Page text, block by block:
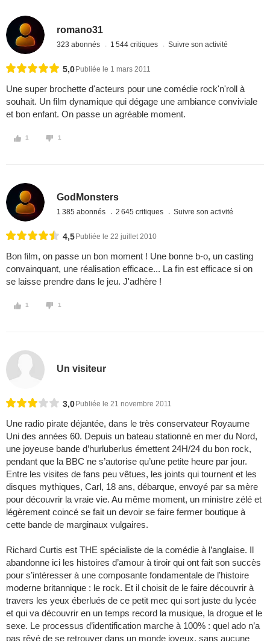
romano31
323 abonnés 1 544 critiques Suivre son activité
5,0 Publiée le 1 mars 2011
Une super brochette d'acteurs pour une comédie rock'n'roll à
souhait. Un film dynamique qui dégage une ambiance conviviale
et bon enfant. On passe un agréable moment.
1 1
GodMonsters
1 385 abonnés 2 645 critiques Suivre son activité
4,5 Publiée le 22 juillet 2010
Bon film, on passe un bon moment ! Une bonne b-o, un casting
convainquant, une réalisation efficace... La fin est efficace si on
se laisse prendre dans le jeu. J'adhère !
1 1
Un visiteur
3,0 Publiée le 21 novembre 2011
Une radio pirate déjantée, dans le très conservateur Royaume
Uni des années 60. Depuis un bateau stationné en mer du Nord,
une joyeuse bande d’hurluberlus émettent 24H/24 du bon rock,
pendant que la BBC ne s’autorise qu’une petite heure par jour.
Entre les visites de fans peu vêtues, les joints qui tournent et les
disques mythiques, Carl, 18 ans, débarque, envoyé par sa mère
pour découvrir la vraie vie. Au même moment, un ministre zélé et
légèrement coincé se fait un devoir se faire fermer boutique à
cette bande de marginaux vulgaires.
Richard Curtis est THE spécialiste de la comédie à l’anglaise. Il
abandonne ici les histoires d’amour à tiroir qui ont fait son succès
pour s’intéresser à une composante fondamentale de l’histoire
moderne britannique : le rock. Et il choisit de le faire découvrir à
travers les yeux éberlués de ce petit mec qui sort juste du lycée
et qui va découvrir en un temps record la musique, la drogue et le
sexe. Le processus d’identification marche à 100% : quel ado n’a
pas rêvé de se retrouver dans un monde joyeux, sans aucune